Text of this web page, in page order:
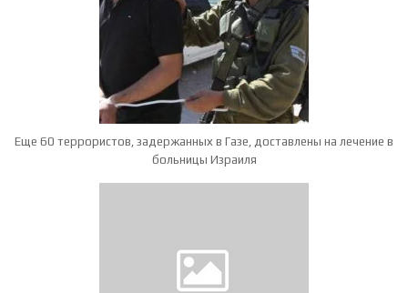
Еще 60 террористов, задержанных в Газе, доставлены на лечение в
больницы Израиля